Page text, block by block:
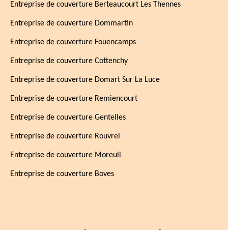
Entreprise de couverture Berteaucourt Les Thennes
Entreprise de couverture Dommartin
Entreprise de couverture Fouencamps
Entreprise de couverture Cottenchy
Entreprise de couverture Domart Sur La Luce
Entreprise de couverture Remiencourt
Entreprise de couverture Gentelles
Entreprise de couverture Rouvrel
Entreprise de couverture Moreuil
Entreprise de couverture Boves